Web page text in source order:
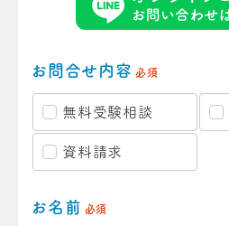
お問合せ内容 必須
無料受験相談
資料請求
お名前 必須